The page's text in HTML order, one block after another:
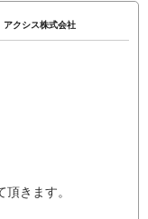
アクシス株式会社
きます。